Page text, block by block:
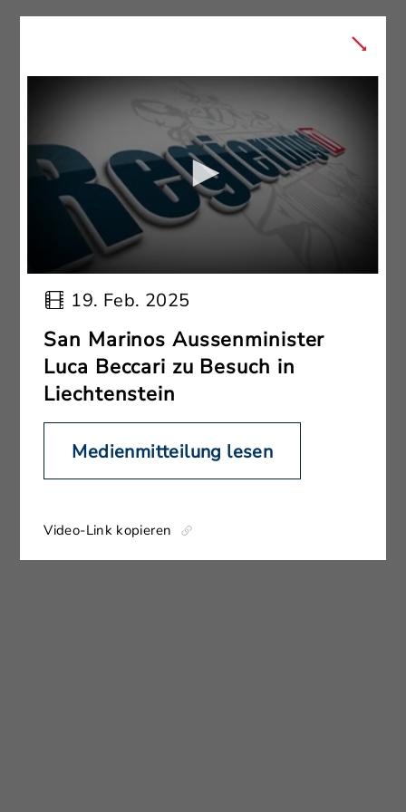
19. Feb. 2025
San Marinos Aussenminister
Luca Beccari zu Besuch in
Liechtenstein
Medienmitteilung lesen
Video-Link kopieren